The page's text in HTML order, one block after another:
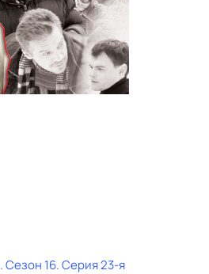
. Сезон 16. Серия 23-я